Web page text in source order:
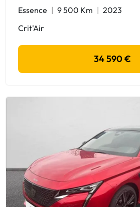
Essence 9 500 Km
2023
Crit'Air
34 590 €